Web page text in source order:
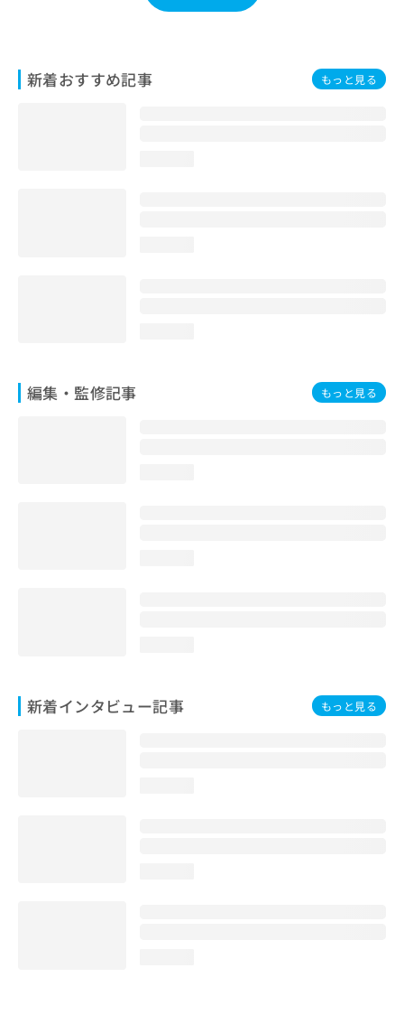
新着おすすめ記事 もっと見る
編集・監修記事 もっと見る
新着インタビュー記事 もっと見る
わ